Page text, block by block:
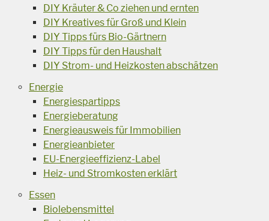
DIY Kräuter & Co ziehen und ernten
DIY Kreatives für Groß und Klein
DIY Tipps fürs Bio-Gärtnern
DIY Tipps für den Haushalt
DIY Strom- und Heizkosten abschätzen
Energie
Energiespartipps
Energieberatung
Energieausweis für Immobilien
Energieanbieter
EU-Energieeffizienz-Label
Heiz- und Stromkosten erklärt
Essen
Biolebensmittel